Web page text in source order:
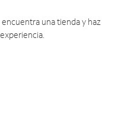
una tienda y haz